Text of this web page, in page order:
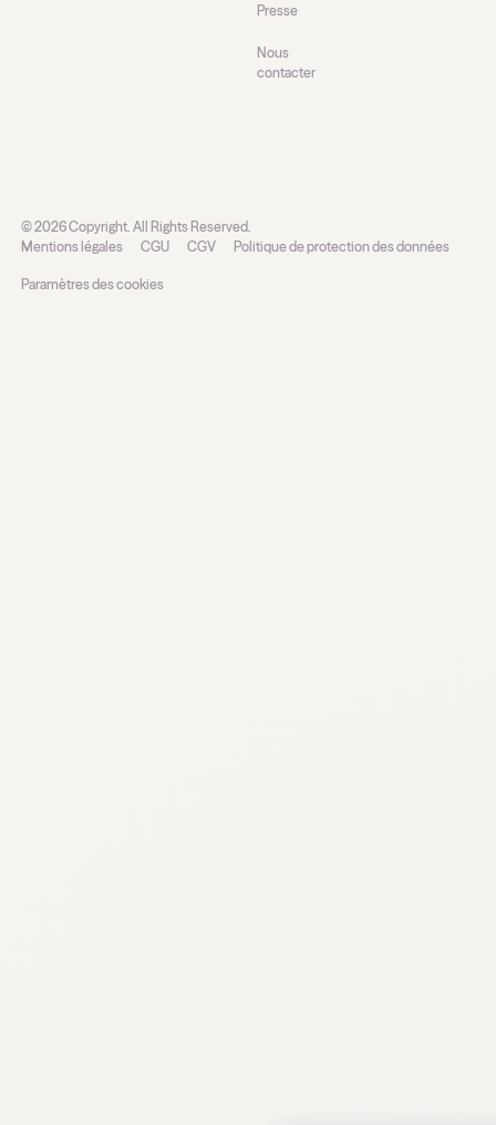
Presse
Nous
contacter
©2026Copyright. All Rights Reserved.
Mentions légales
CGU CGV Politique de protection des données
Paramètres des cookies